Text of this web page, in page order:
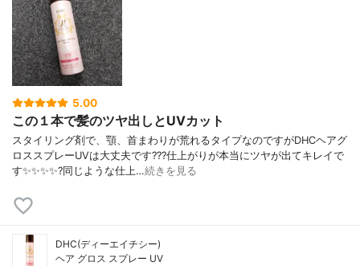
5.00
この１本で髪のツヤ出しとUVカット
スタイリング剤で、顎、首まわりが荒れるタイプなのですがDHCヘアグ
ロススプレーUVは大丈夫です???仕上がりが本当にツヤが出てキレイで
す✨✨✨✨?同じような仕上…続きを見る
DHC(ディーエイチシー)
ヘア グロス スプレー UV